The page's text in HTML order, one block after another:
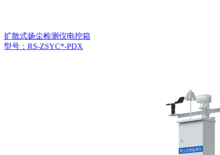
扩散式扬尘检测仪电控箱
型号：RS-ZSYC*-PDX